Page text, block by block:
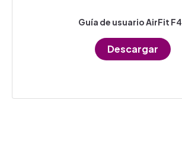
Guía de usuario AirFit
Descargar